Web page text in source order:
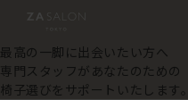
最高の一脚に出会いたい方へ
専門スタッフがあなたのための
椅子選びをサポートいたします。